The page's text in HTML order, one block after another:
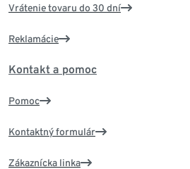
Vrátenie tovaru do 30 dní
Reklamácie
Kontakt a pomoc
Pomoc
Kontaktný formulár
Zákaznícka linka